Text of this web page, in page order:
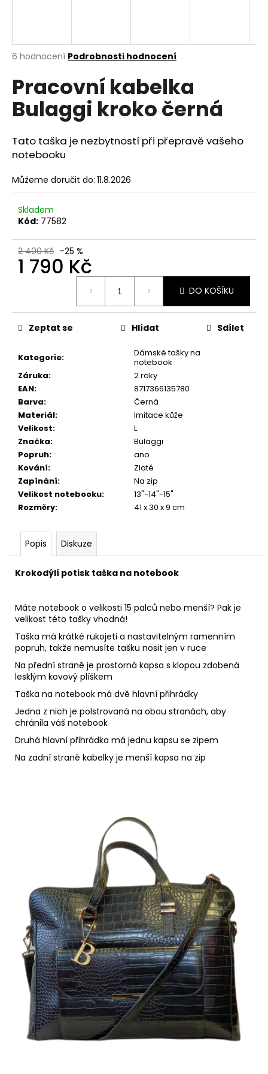
Průměrné
produktu
je
4,8
hvězdiček.
6 hodnocení Podrobnosti hodnocení
Pracovní kabelka
Bulaggi kroko černá
Tato taška je nezbytností při přepravě vašeho
notebooku
Můžeme doručit do: 11.8.2026
Skladem
Kód: 77582
2 400 Kč –25 %
1 790 Kč
DO KOŠÍKU
Kategorie:
Dámské tašky na
notebook
Záruka:
2 roky
EAN:
8717366135780
Barva:
Černá
Materiál:
Imitace kůže
Velikost:
L
Značka:
Bulaggi
Popruh:
ano
Kování:
Zlaté
Zapínání:
Na zip
Velikost notebooku:
13"-14"-15"
Rozměry: 41 x 30 x 9 cm
Zeptat se Hlídat Sdílet
Popis Diskuze
Krokodýlí potisk taška na notebook
Máte notebook o velikosti 15 palců nebo menší? Pak je
velikost této tašky vhodná!
Taška má krátké rukojeti a nastavitelným ramenním
popruh, takže nemusíte tašku nosit jen v ruce
Na přední straně je prostorná kapsa s klopou zdobená
lesklým kovový plíškem
Taška na notebook má dvě hlavní přihrádky
Jedna z nich je polstrovaná na obou stranách, aby
chránila váš notebook
Druhá hlavní přihrádka má jednu kapsu se zipem
Na zadní straně kabelky je menší kapsa na zip
í
t
?
HLEDAT
D
o
p
r
u
e
m
e